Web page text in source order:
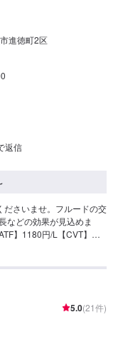
進徳町2区
返信
ださいませ。フルードの交
などの効果が見込めま
】1180円/L【CVT】
5.0(21件)